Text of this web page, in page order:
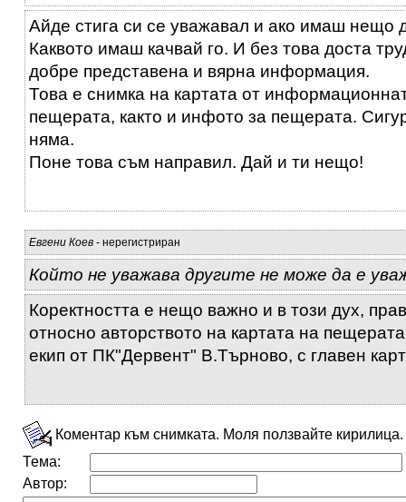
Айде стига си се уважавал и ако имаш нещо
Каквото имаш качвай го. И без това доста
добре представена и вярна информация.
Това е снимка на картата от
пещерата, както и инфото за пещерата.
няма.
Поне това съм направил. Дай и ти нещо!
Евгени Коев - нерегистриран
Който не уважава другите не може да е
Коректността е нещо важно и в този дух,
относно авторството на картата на
екип от ПК"Дервент" В.Търново, с главен
Коментар към снимката. Моля ползвайте кирилица.
Тема:
Автор: